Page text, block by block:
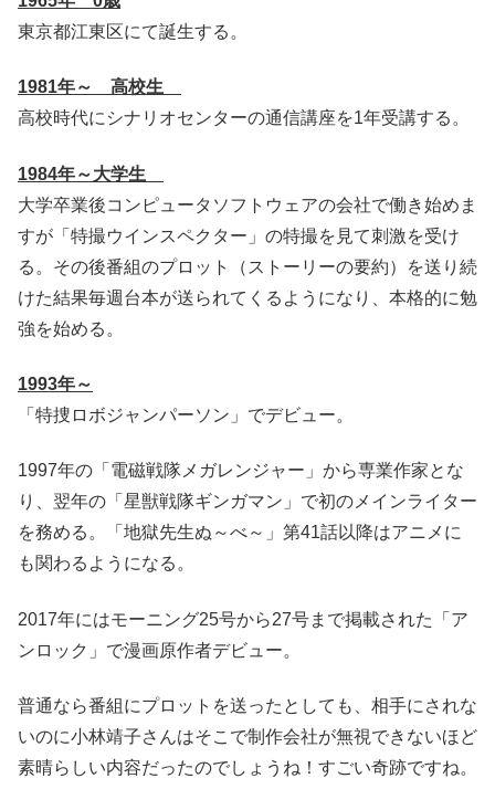
東京都江東区にて誕生する。
1981年～ 高校生
高校時代にシナリオセンターの通信講座を1年受講する。
1984年～大学生
大学卒業後コンピュータソフトウェアの会社で働き始めま
すが「特撮ウインスペクター」の特撮を見て刺激を受け
る。その後番組のプロット（ストーリーの要約）を送り続
けた結果毎週台本が送られてくるようになり、本格的に勉
強を始める。
1993年～
「特捜ロボジャンパーソン」でデビュー。
1997年の「電磁戦隊メガレンジャー」から専業作家とな
り、翌年の「星獣戦隊ギンガマン」で初のメインライター
を務める。「地獄先生ぬ～べ～」第41話以降はアニメに
も関わるようになる。
2017年にはモーニング25号から27号まで掲載された「ア
ンロック」で漫画原作者デビュー。
普通なら番組にプロットを送ったとしても、相手にされな
いのに小林靖子さんはそこで制作会社が無視できないほど
素晴らしい内容だったのでしょうね！すごい奇跡ですね。